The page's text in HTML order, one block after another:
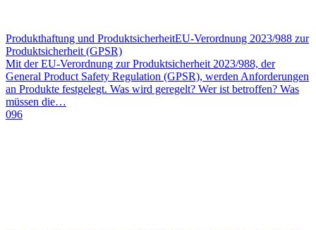
Produkthaftung und ProduktsicherheitEU-Verordnung 2023/988 zur
Produktsicherheit (GPSR)
Mit der EU-Verordnung zur Produktsicherheit 2023/988, der
General Product Safety Regulation (GPSR), werden Anforderungen
an Produkte festgelegt. Was wird geregelt? Wer ist betroffen? Was
müssen die…
096